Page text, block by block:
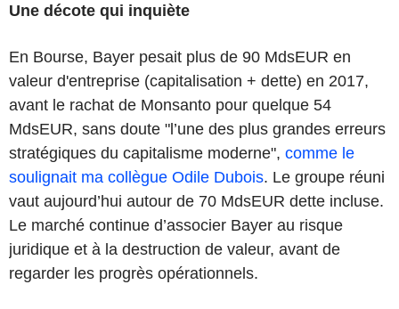
Une décote qui inquiète
En Bourse, Bayer pesait plus de 90 MdsEUR en
valeur d'entreprise (capitalisation + dette) en 2017,
avant le rachat de Monsanto pour quelque 54
MdsEUR, sans doute "l’une des plus grandes erreurs
stratégiques du capitalisme moderne", comme le
soulignait ma collègue Odile Dubois. Le groupe réuni
vaut aujourd’hui autour de 70 MdsEUR dette incluse.
Le marché continue d’associer Bayer au risque
juridique et à la destruction de valeur, avant de
regarder les progrès opérationnels.